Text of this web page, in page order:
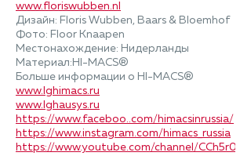
www.floriswubben.nl
Дизайн: Floris Wubben, Baars & Bloemhof
Фото: Floor Knaapen
Местонахождение: Нидерланды
Материал:HI-MACS®
Больше информации о HI-MACS®
www.lghimacs.ru
www.lghausys.ru
https://www.faceboo..com/himacsinrussia/
https://www.instagram.com/himacs_russia
https://www.youtube.com/channel/CCh5r00_-